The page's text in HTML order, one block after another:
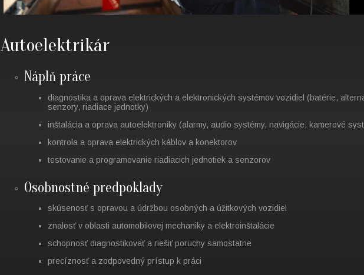
Autoelektrikár
Náplň práce
diagnostika a oprava elektrických a elektronických systémov vozidiel (batérie,
senzory, riadiace jednotky)
inštalácia a oprava autoelektroniky (alarmy, audio systémy, navigácie, kamerové
kontrola a oprava elektrických káblov a konektorov
testovanie a programovanie riadiacich jednotiek a senzorov
Osobnostné predpoklady
skúsenosť s opravou a údržbou osobných a úžitkových vozidiel
znalosť v oblasti automobilovej mechaniky a elektroinštalácie
schopnosť diagnostikovať a riešiť poruchy samostatne
precíznosť a zodpovedný prístup k práci